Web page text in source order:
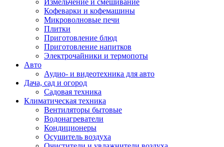
Измельчение и смешивание
Кофеварки и кофемашины
Микроволновые печи
Плитки
Приготовление блюд
Приготовление напитков
Электрочайники и термопоты
Авто
Аудио- и видеотехника для авто
Дача, сад и огород
Садовая техника
Климатическая техника
Вентиляторы бытовые
Водонагреватели
Кондиционеры
Осушитель воздуха